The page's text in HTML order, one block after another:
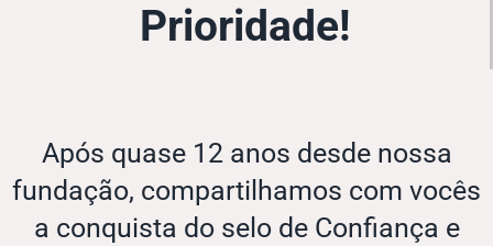
Prioridade!
Após quase 12 anos desde nossa
fundação, compartilhamos com vocês
a conquista do selo de Confiança e